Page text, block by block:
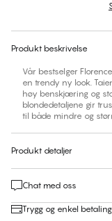
Ingen forslag til
Produkt beskrivelse
Vår bestselger
en trendy ny look.
høy benskjæring og
blondedetaljene gir
til både mindre og
Produkt detaljer
Chat med oss
Trygg og enkel betaling